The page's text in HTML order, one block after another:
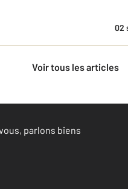
02
Voir tous les articles
parlons biens